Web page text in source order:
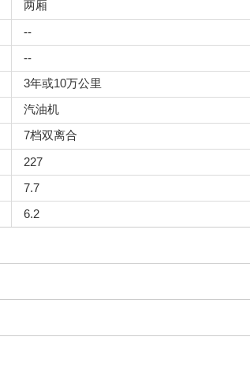
两厢
--
--
3年或10万公里
汽油机
7档双离合
227
7.7
6.2